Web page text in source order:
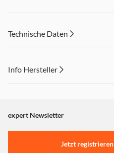
Technische Daten
Info Hersteller
"Marketing".
Einstellungen anpassen
expert Newsletter
Jetzt registrieren